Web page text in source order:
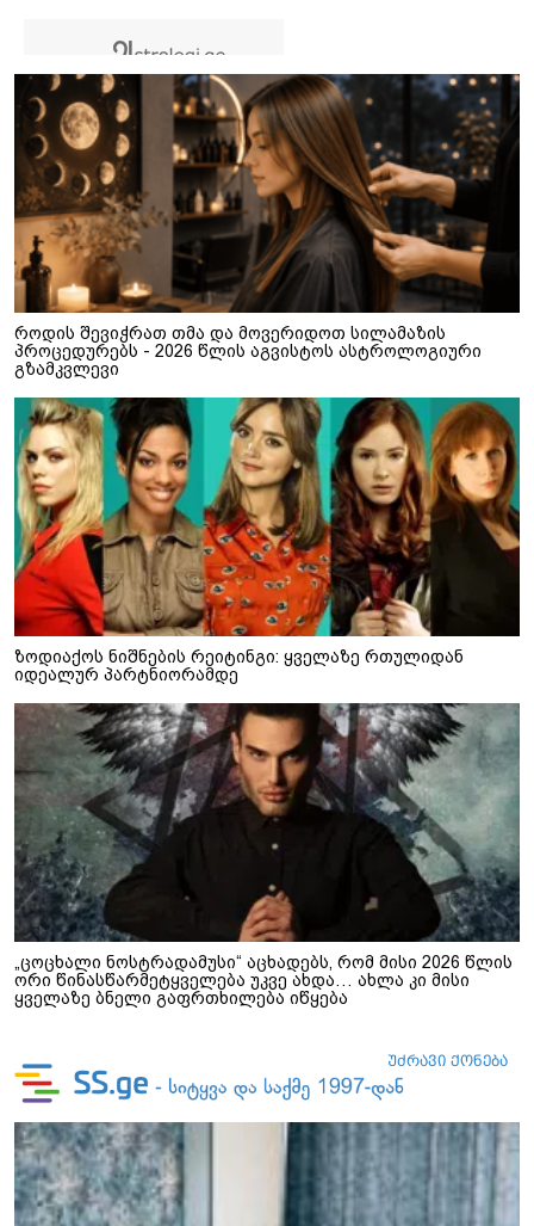
როდის შევიჭრათ თმა და მოვერიდოთ სილამაზის
პროცედურებს - 2026 წლის აგვისტოს ასტროლოგიური
გზამკვლევი
ზოდიაქოს ნიშნების რეიტინგი: ყველაზე რთულიდან
იდეალურ პარტნიორამდე
„ცოცხალი ნოსტრადამუსი“ აცხადებს, რომ მისი 2026 წლის
ორი წინასწარმეტყველება უკვე ახდა… ახლა კი მისი
ყველაზე ბნელი გაფრთხილება იწყება